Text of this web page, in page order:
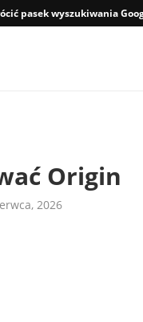
pasek wyszukiwania
Origin
2026